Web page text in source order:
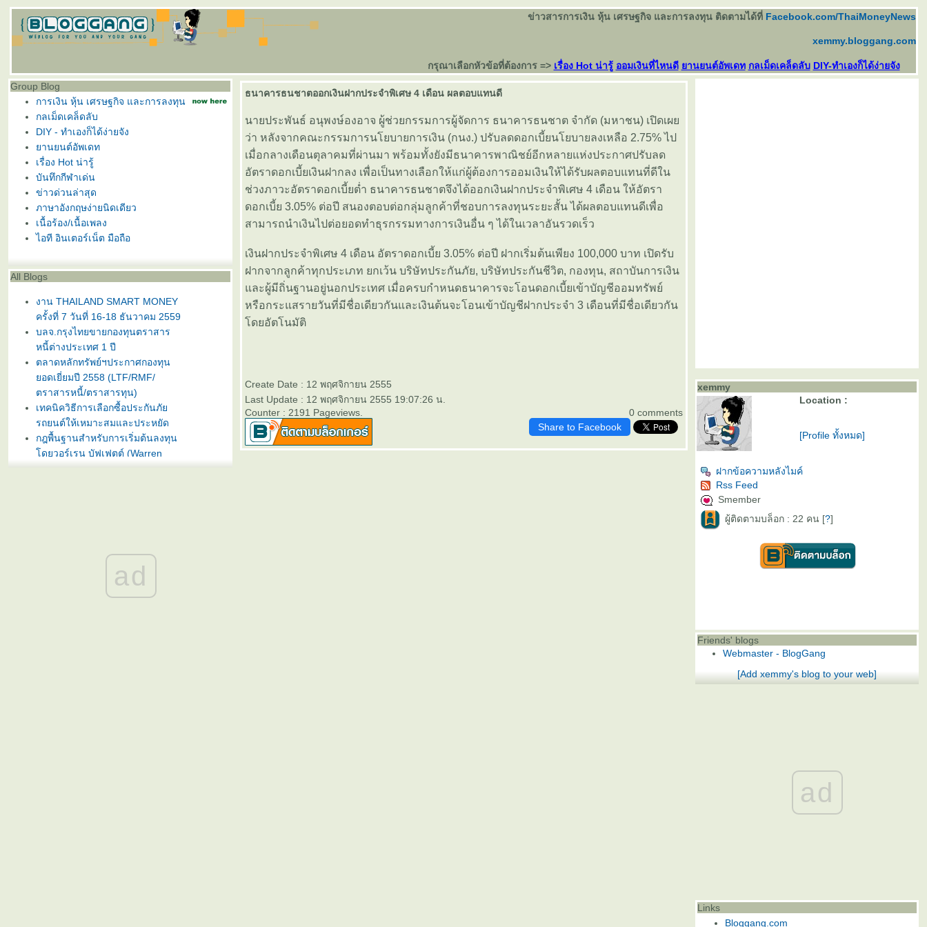
ข่าวสารการเงิน หุ้น เศรษฐกิจ และการลงทุน ติดตามได้ที่ Facebook.com/ThaiMoneyNews
xemmy.bloggang.com
กรุณาเลือกหัวข้อที่ต้องการ => เรื่อง Hot น่ารู้ ออมเงินที่ไหนดี านยนต์อัพเดท กลเม็ดเคล็ดลับ DIY-ทำเองก็ได้ง่ายจัง
Group Blog
การเงิน หุ้น เศรษฐกิจ และการลงทุน
กลเม็ดเคล็ดลับ
DIY - ทำเองก็ได้ง่ายจัง
านยนต์อัพเดท
เรื่อง Hot น่ารู้
บันทึกกีฬาเด่น
ข่าวด่วนล่าสุด
ภาษาอังกฤษง่ายนิดเดียว
เนื้อร้อง/เนื้อเพลง
ไอที อินเตอร์เน็ต มือถือ
All Blogs
งาน THAILAND SMART MONEY
ครั้งที่ 7 วันที่ 16-18 ธันวาคม 2559
บลจ.กรุงไทยขายกองทุนตราสาร
หนี้ต่างประเทศ 1 ปี
ตลาดหลักทรัพย์ฯประกาศกองทุน
อดเยี่ยมปี 2558 (LTF/RMF/
ตราสารหนี้/ตราสารทุน)
เทคนิควิธีการเลือกซื้อประกันภั
รถยนต์ให้เหมาะสมและประหยัด
กฎพื้นฐานสำหรับการเริ่มต้นลงทุน
ดยวอร์เรน บัฟเฟตต์ (Warren
ดอกเบี้ยสูง 3% ต่อปี
บลจ. ทิสโก้ เปิดเสนอขาย “กองทุน
เปิด ทิสโก้ เจแปน อิควิตี้ ทริกเกอร์
8% #2” วันที่ 2- 9 ม.ค. 2557
ad
ธนาคารธนชาตออกเงินฝากประจำพิเศษ 4 เดือน ผลตอบแทนดี
นายประพันธ์ อนุพงษ์องอาจ ผู้ช่วยกรรมการผู้จัดการ ธนาคารธนชาต จำกัด (มหาชน) เปิดเผ
ว่า หลังจากคณะกรรมการนโยบายการเงิน (กนง.) ปรับลดดอกเบี้ยนโยบายลงเหลือ 2.75% ไป
เมื่อกลางเดือนตุลาคมที่ผ่านมา พร้อมทั้งยังมีธนาคารพาณิชย์อีกหลายแห่งประกาศปรับลด
อัตราดอกเบี้ยเงินฝากลง เพื่อเป็นทางเลือกให้แก่ผู้ต้องการออมเงินให้ได้รับผลตอบแทนที่ดีใน
ช่วงภาวะอัตราดอกเบี้ยต่ำ ธนาคารธนชาตจึงได้ออกเงินฝากประจำพิเศษ 4 เดือน ให้อัตรา
ดอกเบี้ย 3.05% ต่อปี สนองตอบต่อกลุ่มลูกค้าที่ชอบการลงทุนระยะสั้น ได้ผลตอบแทนดีเพื่อ
สามารถนำเงินไปต่อยอดทำธุรกรรมทางการเงินอื่น ๆ ได้ในเวลาอันรวดเร็ว
เงินฝากประจำพิเศษ 4 เดือน อัตราดอกเบี้ย 3.05% ต่อปี ฝากเริ่มต้นเพียง 100,000 บาท เปิดรับ
ฝากจากลูกค้าทุกประเภท ยกเว้น บริษัทประกันภัย, บริษัทประกันชีวิต, กองทุน, สถาบันการเงิน
ละผู้มีถิ่นฐานอยู่นอกประเทศ เมื่อครบกำหนดธนาคารจะโอนดอกเบี้ยเข้าบัญชีออมทรัพย์
หรือกระแสรายวันที่มีชื่อเดียวกันและเงินต้นจะโอนเข้าบัญชีฝากประจำ 3 เดือนที่มีชื่อเดียวกัน
ดยอัตโนมัติ
Create Date : 12 พฤศจิกายน 2555
Last Update : 12 พฤศจิกายน 2555 19:07:26 น.
0 comments
Counter : 2191 Pageviews.
Share to Facebook
xemmy
Location :
[Profile ทั้งหมด]
ฝากข้อความหลังไมค์
Rss Feed
Smember
ผู้ติดตามบล็อก : 22 คน [?]
Friends' blogs
Webmaster - BlogGang
[Add xemmy's blog to your web]
ad
Links
Bloggang.com